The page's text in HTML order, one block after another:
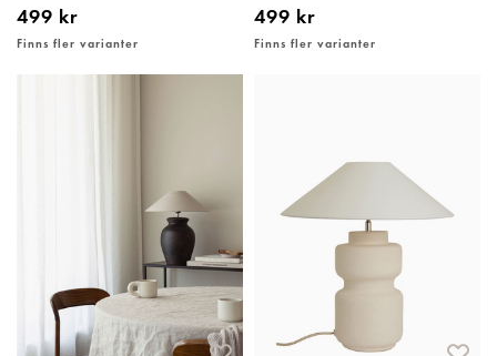
499 kr
Finns fler varianter
499 kr
Finns fler varianter